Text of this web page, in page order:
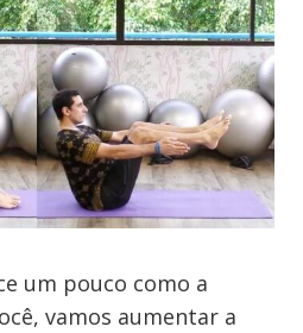
um pouco como a
vamos aumentar a